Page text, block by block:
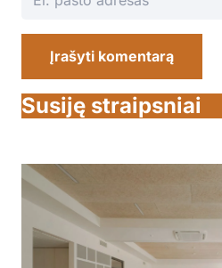
Įrašyti komentarą
Susiję straipsniai